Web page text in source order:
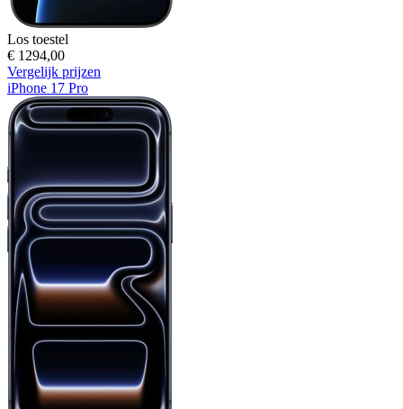
Los toestel
€ 1294,00
Vergelijk prijzen
iPhone 17 Pro